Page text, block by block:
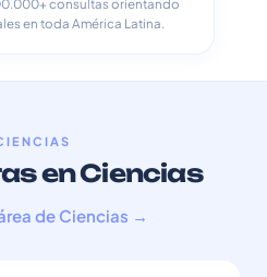
consultas orientando
en toda América Latina.
en Ciencias
de Ciencias →